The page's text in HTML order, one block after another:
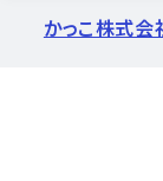
かっこ株式会